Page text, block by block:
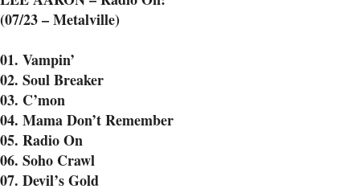
(07/23 – Metalville)
01. Vampin’
02. Soul Breaker
03. C’mon
04. Mama Don’t Remember
05. Radio On
06. Soho Crawl
07. Devil’s Gold